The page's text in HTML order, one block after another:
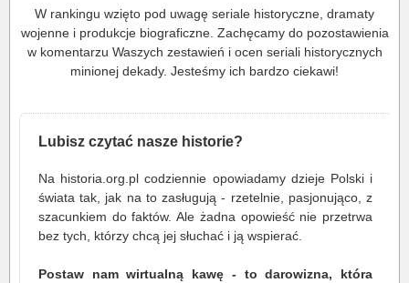
W rankingu wzięto pod uwagę seriale historyczne, dramaty
wojenne i produkcje biograficzne. Zachęcamy do pozostawienia
w komentarzu Waszych zestawień i ocen seriali historycznych
minionej dekady. Jesteśmy ich bardzo ciekawi!
Lubisz czytać nasze historie?
Na historia.org.pl codziennie opowiadamy dzieje Polski i
świata tak, jak na to zasługują - rzetelnie, pasjonująco, z
szacunkiem do faktów. Ale żadna opowieść nie przetrwa
bez tych, którzy chcą jej słuchać i ją wspierać.
Postaw nam wirtualną kawę - to darowizna, która